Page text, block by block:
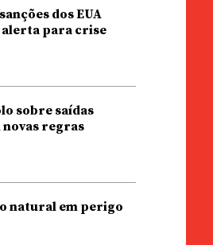
dos EUA
alerta para crise
sobre saídas
regras
natural em perigo